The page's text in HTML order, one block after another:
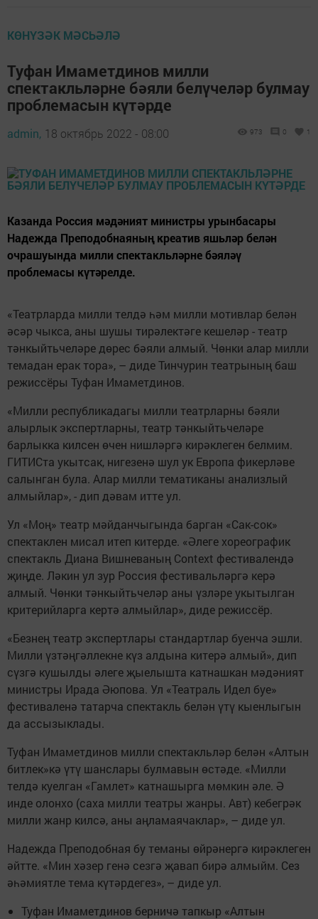
КӨНҮЗӘК МӘСЬӘЛӘ
Туфан Имаметдинов милли
спектакльләрне бәяли белүчеләр булмау
проблемасын күтәрде
admin, 18 октябрь 2022 - 08:00 973 0 1
Казанда Россия мәдәният министры урынбасары
Надежда Преподобнаяның креатив яшьләр белән
очрашуында милли спектакльләрне бәяләү
проблемасы күтәрелде.
«Театрларда милли телдә һәм милли мотивлар белән
әсәр чыкса, аны шушы тирәлектәге кешеләр - театр
тәнкыйтьчеләре дөрес бәяли алмый. Чөнки алар милли
темадан ерак тора», – диде Тинчурин театрының баш
режиссёры Туфан Имаметдинов.
«Милли республикадагы милли театрларны бәяли
алырлык экспертларны, театр тәнкыйтьчеләре
барлыкка килсен өчен нишләргә кирәклеген белмим.
ГИТИСта укытсак, нигезенә шул ук Европа фикерләве
салынган була. Алар милли тематиканы анализлый
алмыйлар», - дип дәвам итте ул.
Ул «Моң» театр мәйданчыгында барган «Сак-сок»
спектаклен мисал итеп китерде. «Әлеге хореографик
спектакль Диана Вишневаның Context фестивалендә
җиңде. Ләкин ул зур Россия фестивальләргә керә
алмый. Чөнки тәнкыйтьчеләр аны үзләре укытылган
критерийларга кертә алмыйлар», диде режиссёр.
«Безнең театр экспертлары стандартлар буенча эшли.
Милли үзтәңгәллекне күз алдына китерә алмый», дип
сүзгә кушылды әлеге җыелышта катнашкан мәдәният
министры Ирада Әюпова. Ул «Театраль Идел буе»
фестиваленә татарча спектакль белән үтү кыенлыгын
да ассызыклады.
Туфан Имаметдинов милли спектакльләр белән «Алтын
битлек»кә үтү шанслары булмавын өстәде. «Милли
телдә куелган «Гамлет» катнашырга мөмкин әле. Ә
инде олонхо (саха милли театры жанры. Авт) кебегрәк
милли жанр килсә, аны аңламаячаклар», – диде ул.
Надежда Преподобная бу теманы өйрәнергә кирәклеген
әйтте. «Мин хәзер генә сезгә җавап бирә алмыйм. Сез
әһәмиятле тема күтәрдегез», – диде ул.
Туфан Имаметдинов берничә тапкыр «Алтын